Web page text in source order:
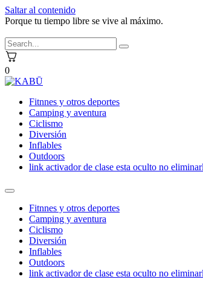
Saltar al contenido
Porque tu tiempo libre se vive al máximo.
0
Fitnnes y otros deportes
Camping y aventura
Ciclismo
Diversión
Inflables
Outdoors
link activador de clase esta oculto no
Fitnnes y otros deportes
Camping y aventura
Ciclismo
Diversión
Inflables
Outdoors
link activador de clase esta oculto no